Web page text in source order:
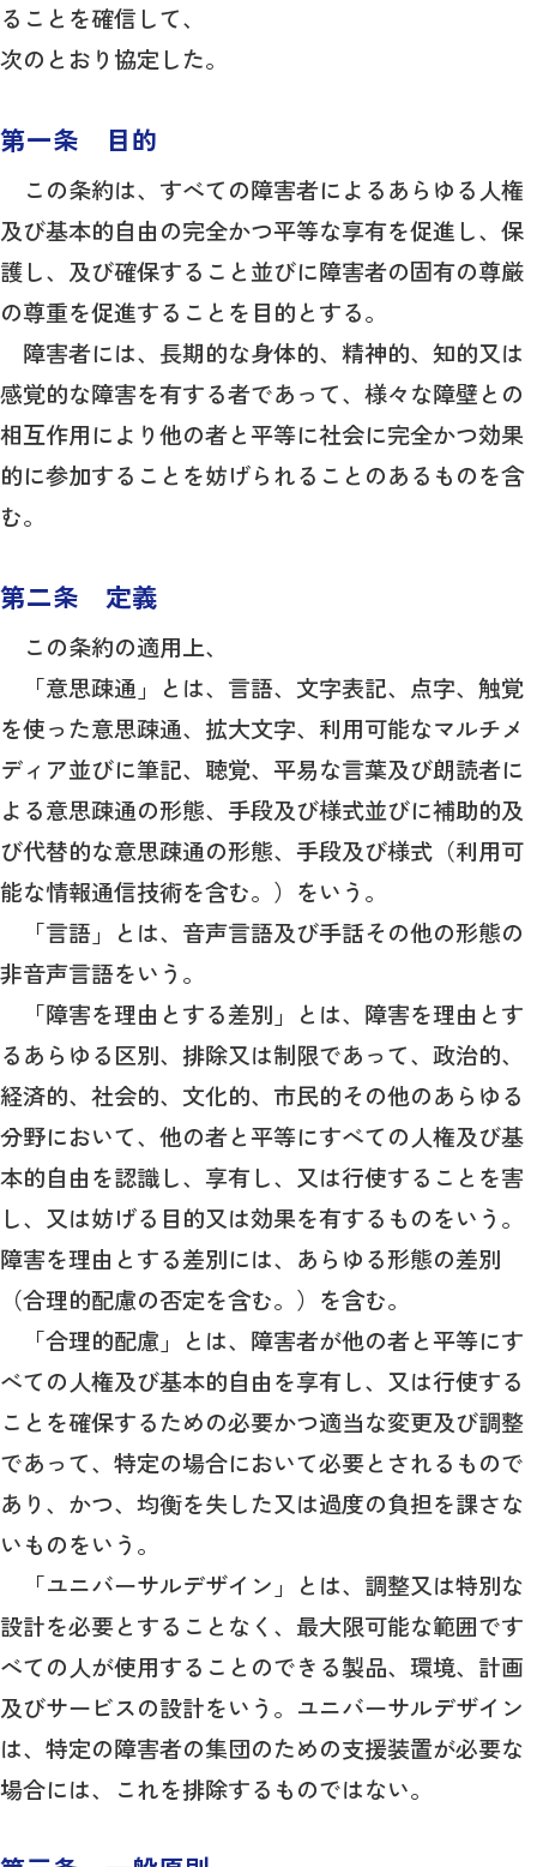
ることを確信して、
次のとおり協定した。
第一条 目的
この条約は、すべての障害者によるあらゆる人権
及び基本的自由の完全かつ平等な享有を促進し、保
護し、及び確保すること並びに障害者の固有の尊厳
の尊重を促進することを目的とする。
障害者には、長期的な身体的、精神的、知的又は
感覚的な障害を有する者であって、様々な障壁との
相互作用により他の者と平等に社会に完全かつ効果
的に参加することを妨げられることのあるものを含
む。
第二条 定義
この条約の適用上、
「意思疎通」とは、言語、文字表記、点字、触覚
を使った意思疎通、拡大文字、利用可能なマルチメ
ディア並びに筆記、聴覚、平易な言葉及び朗読者に
よる意思疎通の形態、手段及び様式並びに補助的及
び代替的な意思疎通の形態、手段及び様式（利用可
能な情報通信技術を含む。）をいう。
「言語」とは、音声言語及び手話その他の形態の
非音声言語をいう。
「障害を理由とする差別」とは、障害を理由とす
るあらゆる区別、排除又は制限であって、政治的、
経済的、社会的、文化的、市民的その他のあらゆる
分野において、他の者と平等にすべての人権及び基
本的自由を認識し、享有し、又は行使することを害
し、又は妨げる目的又は効果を有するものをいう。
障害を理由とする差別には、あらゆる形態の差別
（合理的配慮の否定を含む。）を含む。
「合理的配慮」とは、障害者が他の者と平等にす
べての人権及び基本的自由を享有し、又は行使する
ことを確保するための必要かつ適当な変更及び調整
であって、特定の場合において必要とされるもので
あり、かつ、均衡を失した又は過度の負担を課さな
いものをいう。
「ユニバーサルデザイン」とは、調整又は特別な
設計を必要とすることなく、最大限可能な範囲です
べての人が使用することのできる製品、環境、計画
及びサービスの設計をいう。ユニバーサルデザイン
は、特定の障害者の集団のための支援装置が必要な
場合には、これを排除するものではない。